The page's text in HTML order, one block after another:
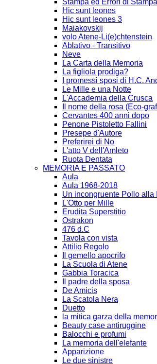
Stampa ed Errori di Stampa
Hic sunt leones
Hic sunt leones 3
Maiakovskij
volo Atene-Li(e)chtenstein
Ablativo - Transitivo
Neve
La Carta della Memoria
La figliola prodiga?
I promessi sposi di H.C.
Le Mille e una Notte
L'Accademia della Crusca
Il nome della rosa (Eco-
Cervantes 400 anni dopo
Penone Pistoletto Fallini
Presepe d'Autore
Preferirei di No
L'atto V dell'Amleto
Ruota Dentata
MEMORIA E PASSATO
Aula
Aula 1968-2018
Un incongruente Pollo alla
L'Otto per Mille
Erudita Superstitio
Ostrakon
476 d.C
Tavola con vista
Attilio Regolo
Il gemello apocrifo
La Scuola di Atene
Gabbia Toracica
Il padre della sposa
De Amicis
La Scatola Nera
Duetto
la mitica garza della
Beauty case antiruggine
Balocchi e profumi
La memoria dell'elefante
Apparizione
Le due sinistre